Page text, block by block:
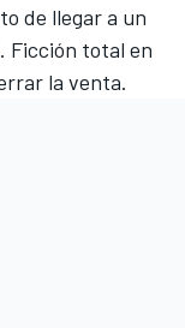
de llegar a un
Ficción total en
la venta.